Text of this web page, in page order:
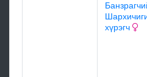
хүрэгч